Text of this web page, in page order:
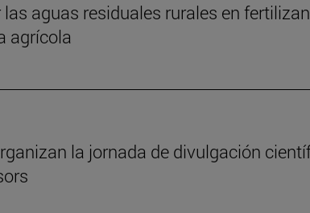
aguas residuales rurales en
agrícola
la jornada de divulgación